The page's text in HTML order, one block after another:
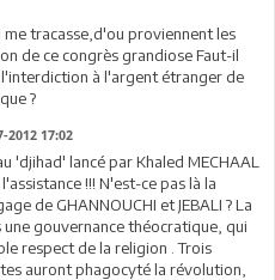
tracasse,d'ou proviennent les
de ce congrès grandiose Faut-il
à l'argent étranger de
?
2012 17:02
'djihad' lancé par Khaled MECHAAL
!!! N'est-ce pas là la
de GHANNOUCHI et JEBALI ? La
une gouvernance théocratique, qui
respect de la religion . Trois
auront phagocyté la révolution,